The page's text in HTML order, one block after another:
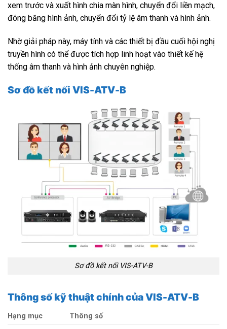
xem trước và xuất hình chia màn hình, chuyển đổi liền mạch,
đóng băng hình ảnh, chuyển đổi tỷ lệ âm thanh và hình ảnh.
Nhờ giải pháp này, máy tính và các thiết bị đầu cuối hội nghị
truyền hình có thể được tích hợp linh hoạt vào thiết kế hệ
thống âm thanh và hình ảnh chuyên nghiệp.
Sơ đồ kết nối VIS-ATV-B
Sơ đồ kết nối VIS-ATV-B
Thông số kỹ thuật chính của VIS-ATV-B
Hạng mục
Thông số